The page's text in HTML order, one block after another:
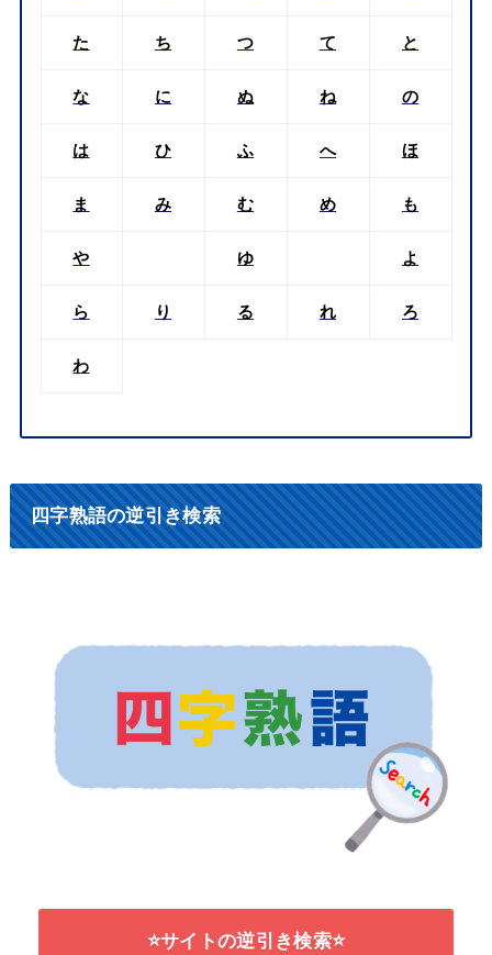
た ち つ て と
な に ぬ ね の
は ひ ふ へ ほ
ま み む め も
や ゆ よ
ら り る れ ろ
わ
四字熟語の逆引き検索
⭐サイトの逆引き検索⭐